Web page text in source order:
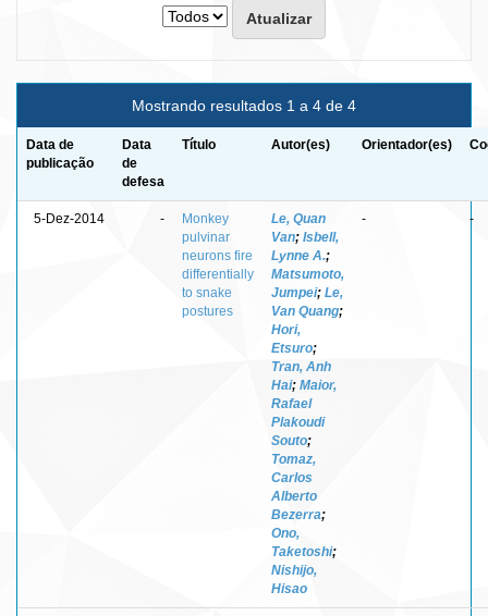
Mostrando resultados 1 a 4 de 4
Data de
publicação
Data
de
defesa
Título Autor(es) Orientador(es)
5-Dez-2014 -
Monkey
pulvinar
neurons fire
differentially
to snake
postures
Le, Quan
Van; Isbell,
Lynne A.;
Matsumoto,
Jumpei; Le,
Van Quang;
Hori,
Etsuro;
Tran, Anh
Hai; Maior,
Rafael
Plakoudi
Souto;
Tomaz,
Carlos
Alberto
Bezerra;
Ono,
Taketoshi;
Nishijo,
Hisao
- -